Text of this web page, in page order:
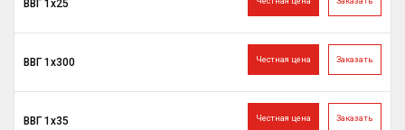
ВВГ 1х25
Заказать
Честная цена
ВВГ 1х300
Заказать
Честная цена
ВВГ 1х35